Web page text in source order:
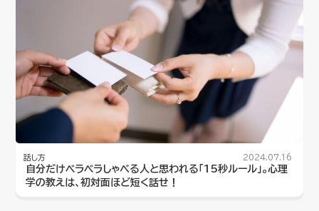
話し方 2024.07.16
自分だけベラベラしゃべる人と思われる「15秒ルール」。心理
学の教えは、初対面ほど短く話せ！